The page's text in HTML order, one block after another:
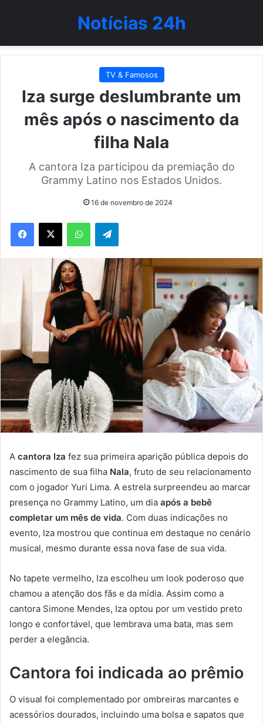
Notícias 24h
TV & Famosos
Iza surge deslumbrante um
mês após o nascimento da
filha Nala
A cantora Iza participou da premiação do
Grammy Latino nos Estados Unidos.
16 de novembro de 2024
WhatsAppTelegram
A cantora Iza fez sua primeira aparição pública depois do
nascimento de sua filha Nala, fruto de seu relacionamento
com o jogador Yuri Lima. A estrela surpreendeu ao marcar
presença no Grammy Latino, um dia após a bebê
completar um mês de vida. Com duas indicações no
evento, Iza mostrou que continua em destaque no cenário
musical, mesmo durante essa nova fase de sua vida.
No tapete vermelho, Iza escolheu um look poderoso que
chamou a atenção dos fãs e da mídia. Assim como a
cantora Simone Mendes, Iza optou por um vestido preto
longo e confortável, que lembrava uma bata, mas sem
perder a elegância.
Cantora foi indicada ao prêmio
O visual foi complementado por ombreiras marcantes e
acessórios dourados, incluindo uma bolsa e sapatos que